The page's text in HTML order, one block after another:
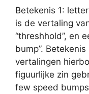
Betekenis 1:
is de vertaling
“threshhold”, en
bump”.
vertalingen
figuurlijke zin
few speed